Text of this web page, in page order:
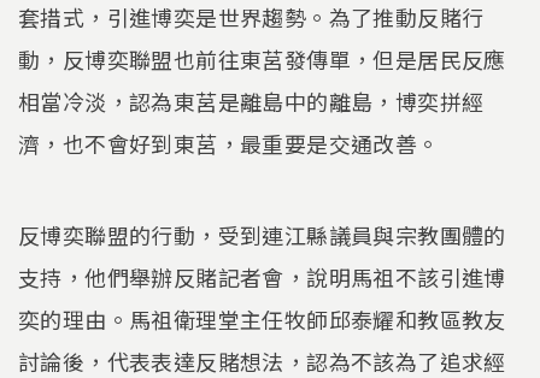
套措式，引進博奕是世界趨勢。為了推動反賭行
動，反博奕聯盟也前往東莒發傳單，但是居民反應
相當冷淡，認為東莒是離島中的離島，博奕拼經
濟，也不會好到東莒，最重要是交通改善。
反博奕聯盟的行動，受到連江縣議員與宗教團體的
支持，他們舉辦反賭記者會，說明馬祖不該引進博
奕的理由。馬祖衛理堂主任牧師邱泰耀和教區教友
討論後，代表表達反賭想法，認為不該為了追求經